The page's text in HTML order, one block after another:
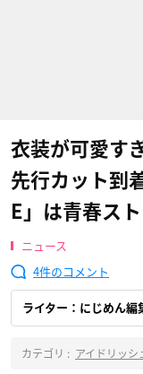
衣装が可愛す
先行カット到
E」は青春ス
ニュース
4
ライター：にじめん編
カテゴリ : アイドリッシ